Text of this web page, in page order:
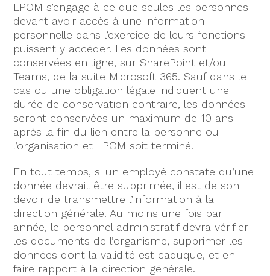
LPOM s’engage à ce que seules les personnes
devant avoir accès à une information
personnelle dans l’exercice de leurs fonctions
puissent y accéder. Les données sont
conservées en ligne, sur SharePoint et/ou
Teams, de la suite Microsoft 365. Sauf dans le
cas ou une obligation légale indiquent une
durée de conservation contraire, les données
seront conservées un maximum de 10 ans
après la fin du lien entre la personne ou
l’organisation et LPOM soit terminé.
En tout temps, si un employé constate qu’une
donnée devrait être supprimée, il est de son
devoir de transmettre l’information à la
direction générale. Au moins une fois par
année, le personnel administratif devra vérifier
les documents de l’organisme, supprimer les
données dont la validité est caduque, et en
faire rapport à la direction générale.